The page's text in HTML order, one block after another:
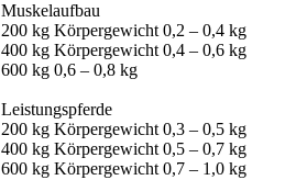
Muskelaufbau
200 kg Körpergewicht 0,2 – 0,4 kg
400 kg Körpergewicht 0,4 – 0,6 kg
600 kg 0,6 – 0,8 kg
Leistungspferde
200 kg Körpergewicht 0,3 – 0,5 kg
400 kg Körpergewicht 0,5 – 0,7 kg
600 kg Körpergewicht 0,7 – 1,0 kg